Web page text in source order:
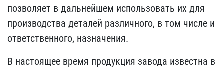
позволяет в дальнейшем использовать их для
производства деталей различного, в том числе и
ответственного, назначения.
В настоящее время продукция завода известна в